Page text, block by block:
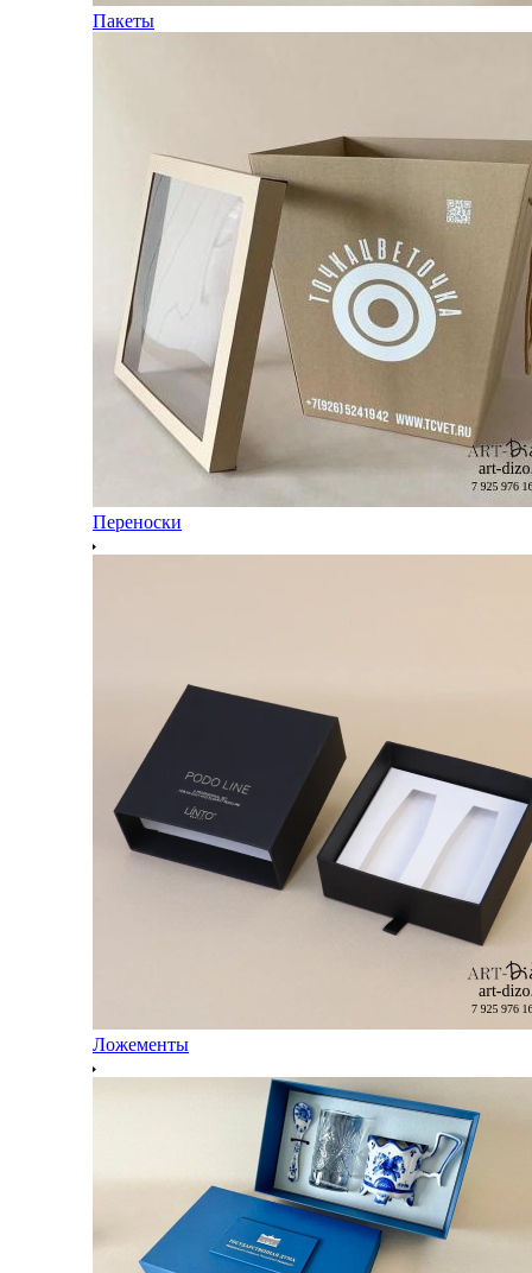
Пакеты
Переноски
Ложементы